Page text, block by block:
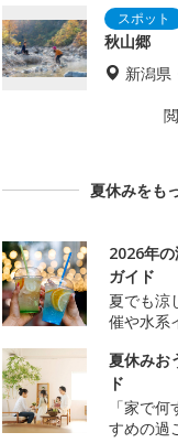
秋山郷
新潟県
夏休みをも
2026年
ガイド
夏でも涼
催や水系
夏休みお
ド
「家で
すめの過